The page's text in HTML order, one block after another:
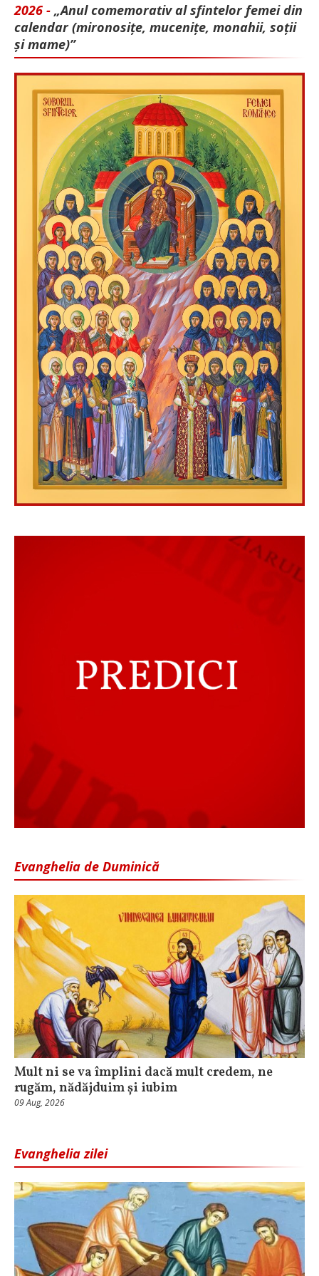
2026 - „Anul comemorativ al sfintelor femei din
calendar (mironosițe, mu­cenițe, monahii, soții
și mame)”
Evanghelia de Duminică
Mult ni se va împlini dacă mult credem, ne
rugăm, nădăjduim și iubim
09 Aug, 2026
Evanghelia zilei